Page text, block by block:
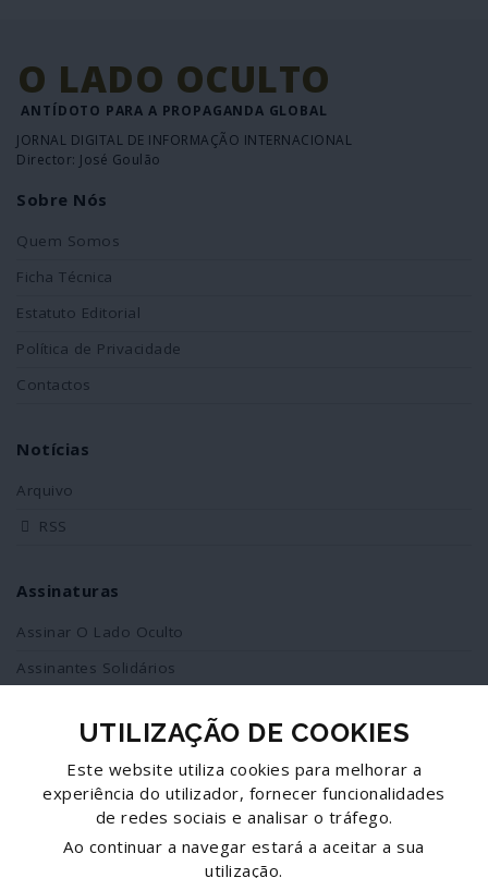
O LADO OCULTO
ANTÍDOTO PARA A PROPAGANDA GLOBAL
JORNAL DIGITAL DE INFORMAÇÃO INTERNACIONAL
Director: José Goulão
Sobre Nós
Quem Somos
Ficha Técnica
Estatuto Editorial
Política de Privacidade
Contactos
Notícias
Arquivo
RSS
Assinaturas
Assinar O Lado Oculto
Assinantes Solidários
Redes Sociais
Siga-nos no facebook
UTILIZAÇÃO DE COOKIES
Este website utiliza cookies para melhorar a
experiência do utilizador, fornecer funcionalidades
de redes sociais e analisar o tráfego.
Ao continuar a navegar estará a aceitar a sua
utilização.